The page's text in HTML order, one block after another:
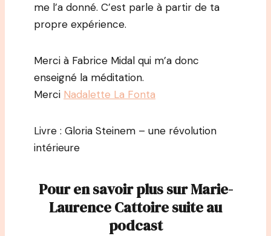
me l’a donné. C’est parle à partir de ta
propre expérience.
Merci à Fabrice Midal qui m’a donc
enseigné la méditation.
Merci Nadalette La Fonta
Livre : Gloria Steinem – une révolution
intérieure
Pour en savoir plus sur Marie-
Laurence Cattoire suite au
podcast